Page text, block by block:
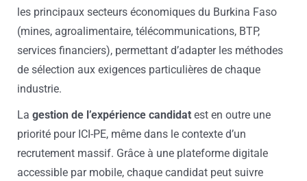
les principaux secteurs économiques du Burkina Faso
(mines, agroalimentaire, télécommunications, BTP,
services financiers), permettant d’adapter les méthodes
de sélection aux exigences particulières de chaque
industrie.
La gestion de l’expérience candidat est en outre une
priorité pour ICI-PE, même dans le contexte d’un
recrutement massif. Grâce à une plateforme digitale
accessible par mobile, chaque candidat peut suivre